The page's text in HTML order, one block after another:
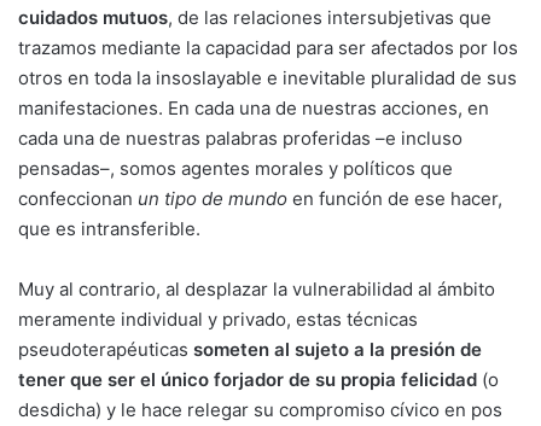
cuidados mutuos, de las relaciones intersubjetivas que
trazamos mediante la capacidad para ser afectados por los
otros en toda la insoslayable e inevitable pluralidad de sus
manifestaciones. En cada una de nuestras acciones, en
cada una de nuestras palabras proferidas –e incluso
pensadas–, somos agentes morales y políticos que
confeccionan un tipo de mundo en función de ese hacer,
que es intransferible.
Muy al contrario, al desplazar la vulnerabilidad al ámbito
meramente individual y privado, estas técnicas
pseudoterapéuticas someten al sujeto a la presión de
tener que ser el único forjador de su propia felicidad (o
desdicha) y le hace relegar su compromiso cívico en pos